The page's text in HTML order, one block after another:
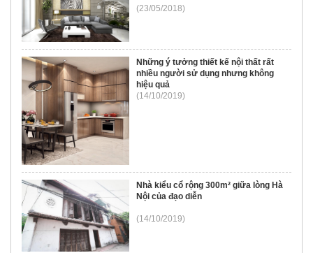
(23/05/2018)
Những ý tưởng thiết kế nội thất rất
nhiều người sử dụng nhưng không
hiệu quả
(14/10/2019)
Nhà kiểu cổ rộng 300m² giữa lòng Hà
Nội của đạo diễn
(14/10/2019)